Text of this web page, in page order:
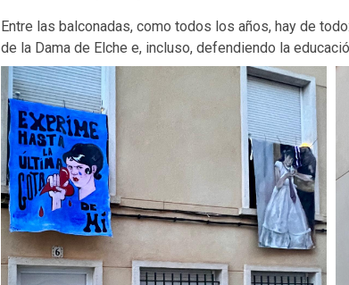
Entre las balconadas, como todos los años, hay de
de la Dama de Elche e, incluso, defendiendo la